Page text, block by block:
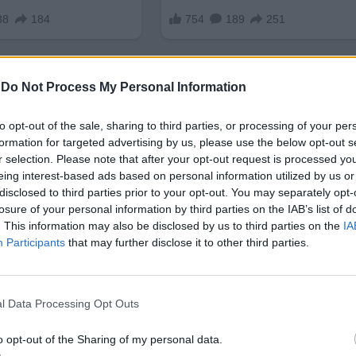
Do Not Process My Personal Information
opt-out of the sale, sharing to third parties, or processing of your
for targeted advertising by us, please use the below opt-out
selection. Please note that after your opt-out request is processed
interest-based ads based on personal information utilized by us
to third parties prior to your opt-out. You may separately
of your personal information by third parties on the IAB’s list of
This information may also be disclosed by us to third parties on the
Participants that may further disclose it to other third parties.
Data Processing Opt Outs
opt-out of the Sharing of my personal data.
заболяване, причинено от бактерията
нерви, лигавиците на горните дихателни
от факта, чедългият инкубационен периодна
а симптомите могат да се проявят дълго
в повече от 120 страни, основно в части
наименование „проказа“ често се свързва
в наши дни болестта е лечима, а лечението